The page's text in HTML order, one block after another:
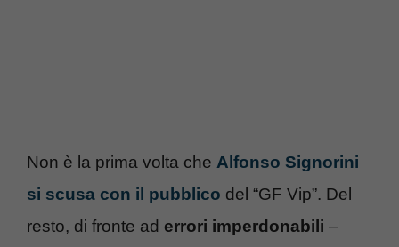
Non è la prima volta che Alfonso Signorini
si scusa con il pubblico del “GF Vip”. Del
resto, di fronte ad errori imperdonabili –